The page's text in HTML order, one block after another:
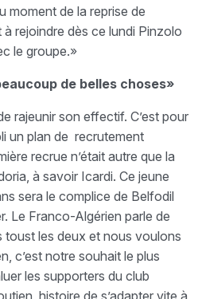
moment de la reprise de
à rejoindre dès ce lundi Pinzolo
le groupe.»
de belles choses»
rajeunir son effectif. C’est pour
un plan de recrutement
recrue n’était autre que la
à savoir Icardi. Ce jeune
sera le complice de Belfodil
Le Franco-Algérien parle de
toust les deux et nous voulons
c’est notre souhait le plus
les supporters du club
histoire de s’adapter vite à